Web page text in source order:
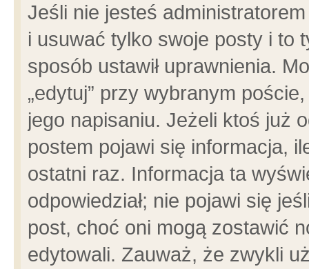
Jeśli nie jesteś
i usuwać tylko swoje posty i to
sposób ustawił uprawnienia.
„edytuj” przy wybranym
jego napisaniu. Jeżeli ktoś już
postem pojawi się informacja,
ostatni raz. Informacja ta
odpowiedział; nie pojawi się
post, choć oni mogą zostawić
edytowali. Zauważ, że zwykli